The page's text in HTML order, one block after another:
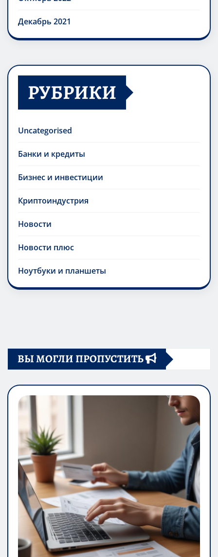
Декабрь 2021
РУБРИКИ
Uncategorised
Банки и кредиты
Бизнес и инвестиции
Криптоиндустрия
Новости
Новости плюс
Ноутбуки и планшеты
ВЫ МОГЛИ ПРОПУСТИТЬ